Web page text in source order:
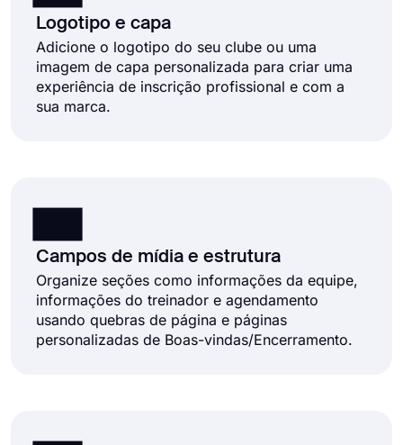
Logotipo e capa
Adicione o logotipo do seu clube ou uma
imagem de capa personalizada para criar uma
experiência de inscrição profissional e com a
sua marca.
Campos de mídia e estrutura
Organize seções como informações da equipe,
informações do treinador e agendamento
usando quebras de página e páginas
personalizadas de Boas-vindas/Encerramento.